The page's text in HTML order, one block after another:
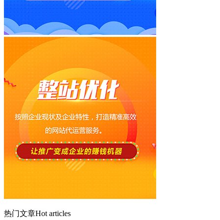
热门文章Hot articles